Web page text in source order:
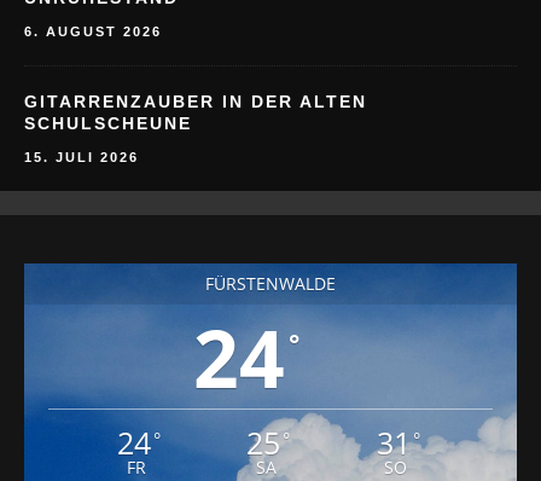
6. AUGUST 2026
GITARRENZAUBER IN DER ALTEN
SCHULSCHEUNE
15. JULI 2026
FÜRSTENWALDE
24°
24°
FR
25°
SA
31°
SO